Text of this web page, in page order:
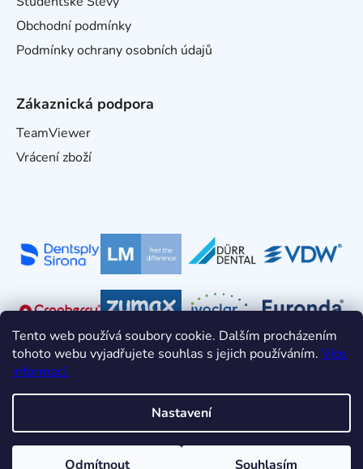
Tento web používá soubory cookie. Dalším procházením
tohoto webu vyjadřujete souhlas s jejich používáním. Více
informací.
Nastavení
Odmítnout Souhlasím
Obchodní podmínky
Podmínky ochrany osobních údajů
Zákaznická podpora
TeamViewer
Vrácení zboží
Vytvořil Shoptet